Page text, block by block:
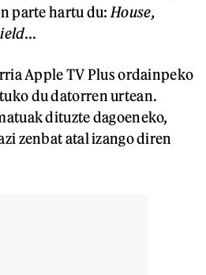
parte hartu du: House,
...
Apple TV Plus ordainpeko
du datorren urtean.
dituzte dagoeneko,
zenbat atal izango diren